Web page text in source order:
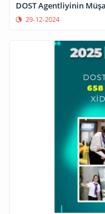
DOST Agentliyinin
29-12-2024